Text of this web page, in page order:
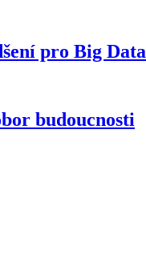
pro Big Data
budoucnosti